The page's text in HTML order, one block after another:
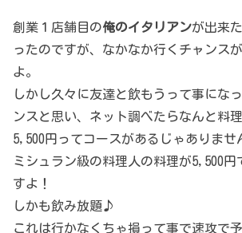
創業１店舗目の俺のイタリアンが出来
ったのですが、なかなか行くチャンス
よ。
しかし久々に友達と飲もうって事にな
ンスと思い、ネット調べたらなんと料
5,500円ってコースがあるじゃありませ
ミシュラン級の料理人の料理が5,500円
すよ！
しかも飲み放題♪
これは行かなくちゃ損って事で速攻で